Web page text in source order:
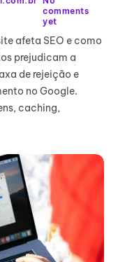
comments
yet
afeta SEO e como
prejudicam a
de rejeição e
no Google.
caching,